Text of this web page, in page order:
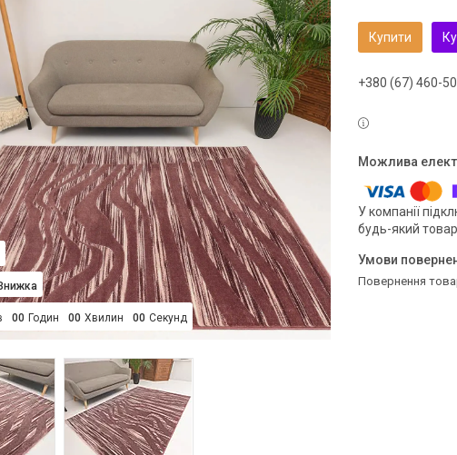
00 Годин 00 Хвилин 00 Секунд
Купити
+380 (67) 460-
У компанії
будь-який
повернення